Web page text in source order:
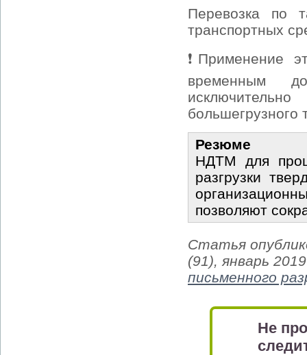
Перевозка по
транспортных
❗Применение
временным
большегрузного
Резюме
НДТМ для
разгрузки
позволяют
Статья
(91), январь
письменного
Не